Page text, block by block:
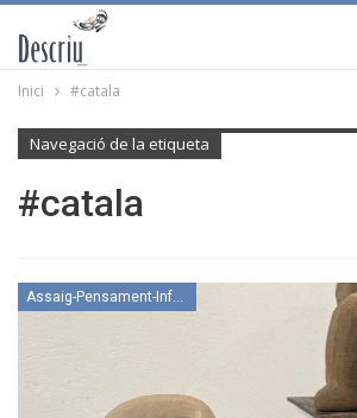
Inici #catala
Navegació de la etiqueta
#catala
Assaig-Pensament-Informació